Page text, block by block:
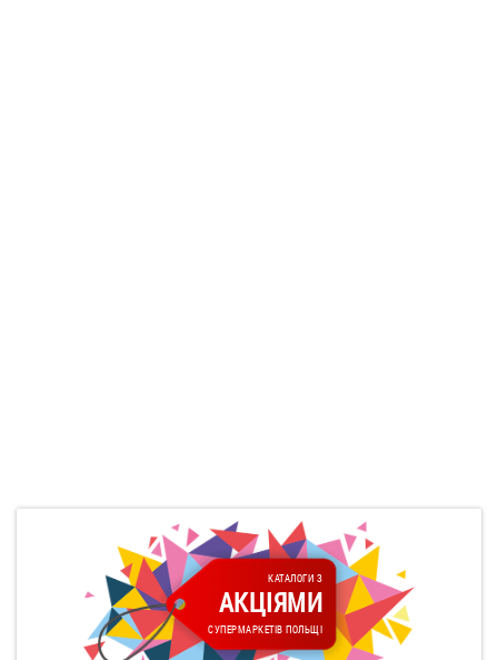
КАТАЛОГИ З
АКЦІЯМИ
СУПЕРМАРКЕТІВ ПОЛЬЩІ